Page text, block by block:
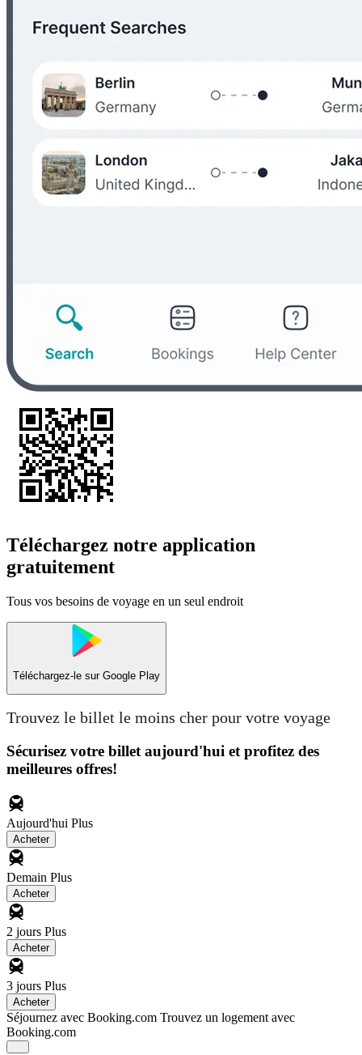
Téléchargez notre application
gratuitement
Tous vos besoins de voyage en un seul endroit
Téléchargez-le sur Google Play
Trouvez le billet le moins cher pour votre voyage
Sécurisez votre billet aujourd'hui et profitez des
meilleures offres!
Aujourd'hui Plus
Acheter
Demain Plus
Acheter
2 jours Plus
Acheter
3 jours Plus
Acheter
Séjournez avec Booking.com Trouvez un logement avec
Booking.com